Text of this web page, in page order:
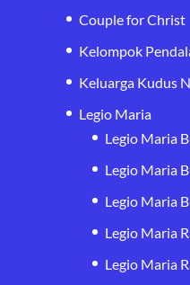
Couple for Christ
Kelompok
Keluarga Kudus
Legio Maria
Legio Maria
Legio Maria
Legio Maria
Legio Maria
Legio Maria